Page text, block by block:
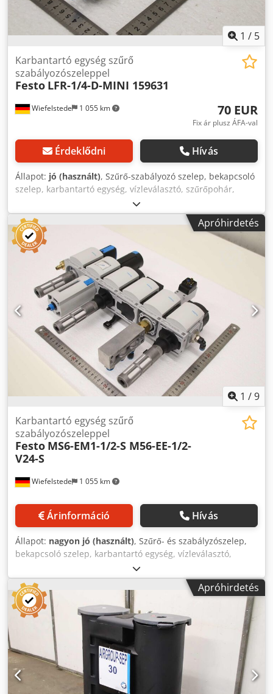
1 / 5
Wiefelstede 1 055 km
Karbantartó egység szűrő
szabályozószeleppel
Festo LFR-1/4-D-MINI 159631
70 EUR
Fix ár plusz ÁFA-val
Érdeklődni Hívás
Állapot: jó (használt), Szűrő-szabályozó szelep, bekapcsoló
szelep, karbantartó egység, vízleválasztó, szűrőpohár,
pneumatikus szűrő, szűrőszabályozó, karbantartó egység
kombináció, szűrő-szabályozó szelep - Gyártó: Festo,
szűrőszabályozó manométerrel - Típus: LFR-1/4-D-MINI
159631 - Nyomás: max. 16 bar - Mennyiség: 1 db szűrő-
szabályozó szelep elérhető - Méret: 210/120/75 mm
Dkodpsxv S N Tjfx Amror - Súly: 0,6 kg
Apróhirdetés
1 /9
Wiefelstede 1 055 km
Karbantartó egység szűrő
szabályozószeleppel
Festo MS6-EM1-1/2-S M56-EE-1/2-
V24-S
Árinformáció Hívás
Állapot: nagyon jó (használt), Szűrő- és szabályzószelep,
bekapcsoló szelep, karbantartó egység, vízleválasztó,
szűrőpohár, pneumatikus szűrő, szűrő-szabályzó,
karbantartóegység kombináció, szűrő-szabályzószelep -
Gyártó: Festo, karbantartóegység szűrő-szabályzószelep -
Bekapcsoló szelepek: MS6-EM1-1/2-S M56-EE-1/2-V24-S -
Szűrő-szabályzószelep: M56-LFR-1/2-D6-C-R-V-AS -Elágazó
modulok: M56-FRM-1/2-Y -Nyomásfelépítő szelep: M56-DL-
1/2 -Egyes elemek: lásd a fotókon Dedpsx Rx S Tjfx Amrskr
-Ár/átadás: komplett -Teljes méret: 440/340/H110 mm -
Tömeg: 5,3 kg
Apróhirdetés